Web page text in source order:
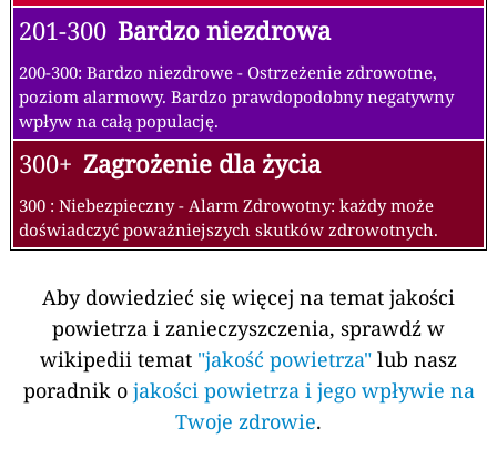
201-300 Bardzo niezdrowa
200-300: Bardzo niezdrowe - Ostrzeżenie zdrowotne,
poziom alarmowy. Bardzo prawdopodobny negatywny
wpływ na całą populację.
300+ Zagrożenie dla życia
300 : Niebezpieczny - Alarm Zdrowotny: każdy może
doświadczyć poważniejszych skutków zdrowotnych.
Aby dowiedzieć się więcej na temat jakości
powietrza i zanieczyszczenia, sprawdź w
wikipedii temat "jakość powietrza" lub nasz
poradnik o jakości powietrza i jego wpływie na
Twoje zdrowie.